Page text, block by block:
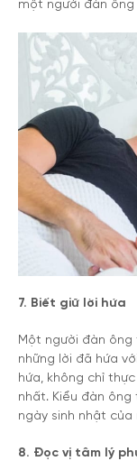
một người đàn
7. Biết giữ lời hứa
Một người đàn
những lời đã hứa
hứa, không chỉ
nhất. Kiểu đàn
ngày sinh nhật của
8. Đọc vị tâm lý